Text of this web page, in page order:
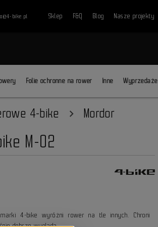
bike.pl Sklep F&Q Blog Nasze projekty
Folie ochronne na rower Inne Wyprzedaże
4-bike Mordor
M-02
marki 4-bike wyróżni rower na tle innych. Chroni
dobrze wygląda.